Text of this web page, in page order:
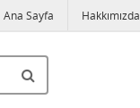
Ana Sayfa Hakkımızda